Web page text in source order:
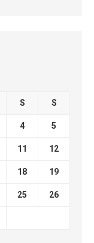
S S
4 5
11 12
18 19
25 26